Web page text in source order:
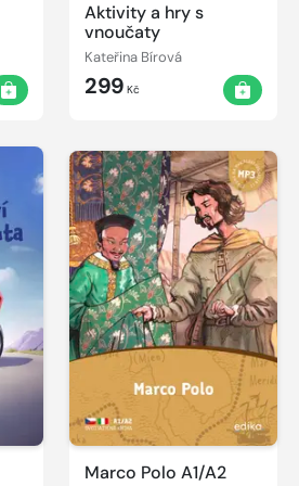
Aktivity a hry s
vnoučaty
Kateřina Bírová
299 Kč
Marco Polo A1/A2